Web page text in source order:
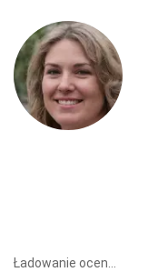
Ładowanie ocen...